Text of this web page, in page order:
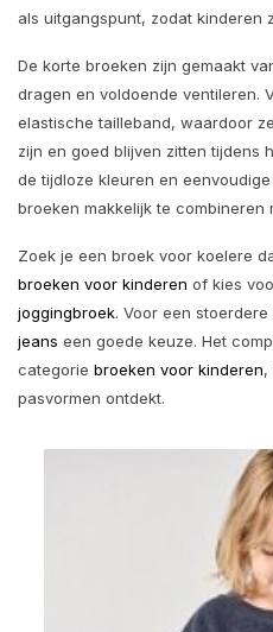
als uitgangspunt, zodat kinderen
De korte broeken zijn gemaakt
dragen en voldoende ventileren.
elastische tailleband, waardoor
zijn en goed blijven zitten tijdens
de tijdloze kleuren en
broeken makkelijk te combineren
Zoek je een broek voor koelere
broeken voor kinderen of kies
joggingbroek. Voor een
jeans een goede keuze. Het
categorie broeken voor kinderen,
pasvormen ontdekt.